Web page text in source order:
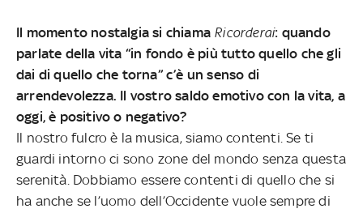
Il momento nostalgia si chiama Ricorderai: quando
parlate della vita “in fondo è più tutto quello che gli
dai di quello che torna” c’è un senso di
arrendevolezza. Il vostro saldo emotivo con la vita, a
oggi, è positivo o negativo?
Il nostro fulcro è la musica, siamo contenti. Se ti
guardi intorno ci sono zone del mondo senza questa
serenità. Dobbiamo essere contenti di quello che si
ha anche se l’uomo dell’Occidente vuole sempre di